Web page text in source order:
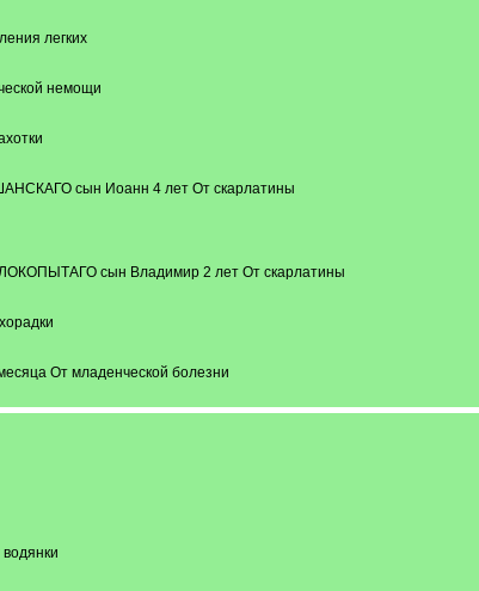
легких
немощи
сын Иоанн 4 лет От скарлатины
сын Владимир 2 лет От скарлатины
От младенческой болезни